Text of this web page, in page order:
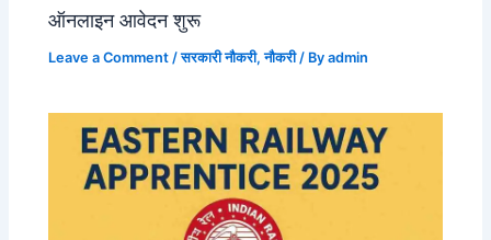
ऑनलाइन आवेदन शुरू
Leave a Comment /सरकारी नौकरी,नौकरी/ Byadmin